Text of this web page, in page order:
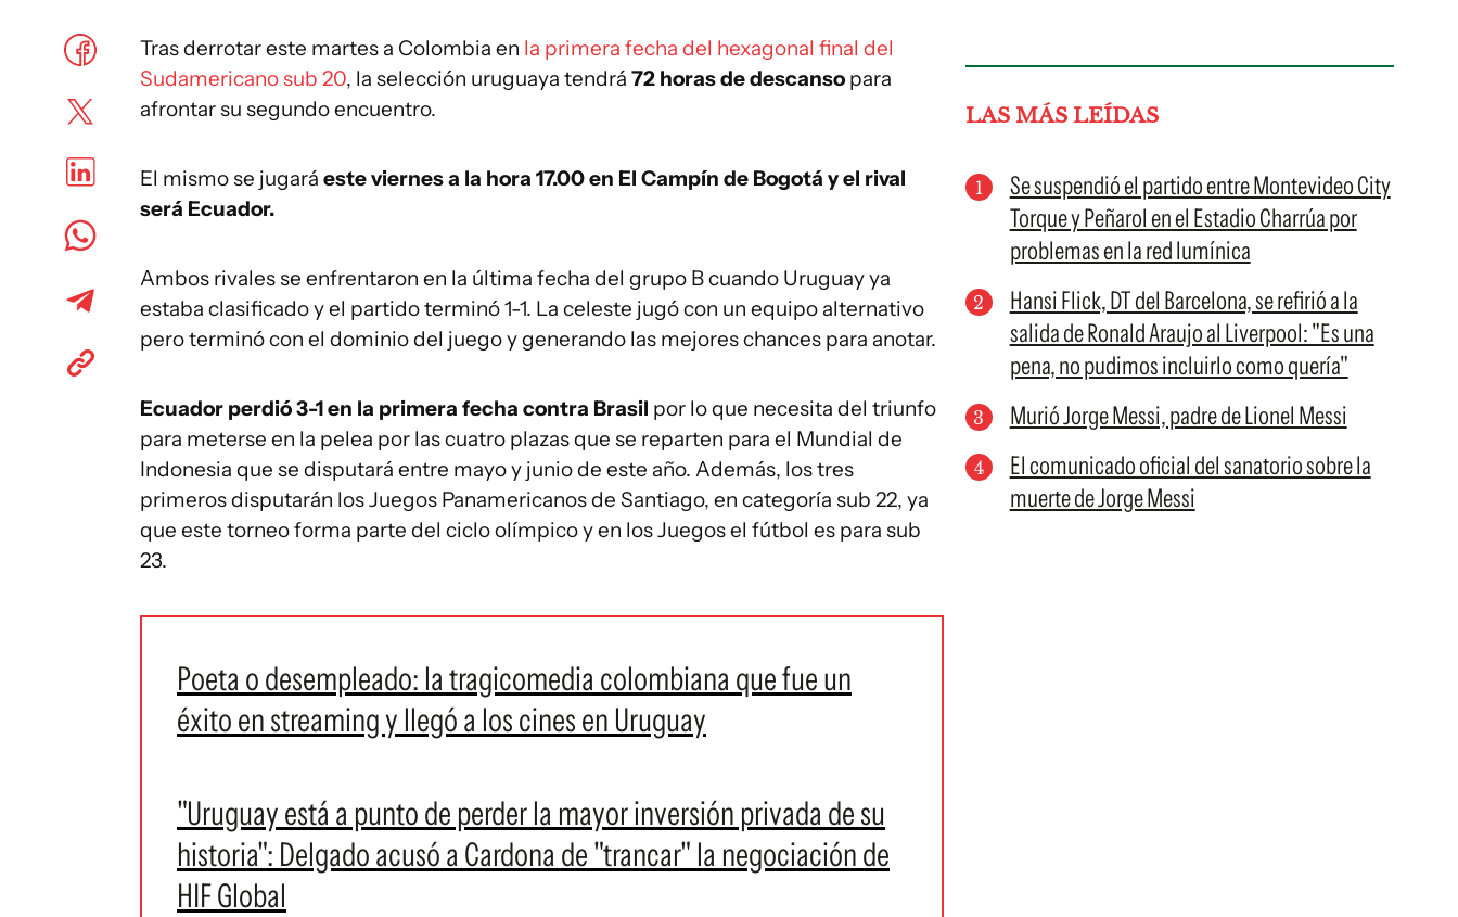
Tras derrotar este martes a Colombia en la primera fecha del hexagonal final del
Sudamericano sub 20, la selección uruguaya tendrá 72 horas de descanso para
afrontar su segundo encuentro.
El mismo se jugará este viernes a la hora 17.00 en El Campín de Bogotá y el rival
será Ecuador.
Ambos rivales se enfrentaron en la última fecha del grupo B cuando Uruguay ya
estaba clasificado y el partido terminó 1-1. La celeste jugó con un equipo alternativo
pero terminó con el dominio del juego y generando las mejores chances para anotar.
Ecuador perdió 3-1 en la primera fecha contra Brasil por lo que necesita del triunfo
para meterse en la pelea por las cuatro plazas que se reparten para el Mundial de
Indonesia que se disputará entre mayo y junio de este año. Además, los tres
primeros disputarán los Juegos Panamericanos de Santiago, en categoría sub 22, ya
que este torneo forma parte del ciclo olímpico y en los Juegos el fútbol es para sub
23.
Poeta o desempleado: la tragicomedia colombiana que fue un
éxito en streaming y llegó a los cines en Uruguay
"Uruguay está a punto de perder la mayor inversión privada de su
historia": Delgado acusó a Cardona de "trancar" la negociación de
HIF Global
LAS MÁS LEÍDAS
Se suspendió el partido entre Montevideo City
Torque y Peñarol en el Estadio Charrúa por
problemas en la red lumínica
Hansi Flick, DT del Barcelona, se refirió a la
salida de Ronald Araujo al Liverpool: "Es una
pena, no pudimos incluirlo como quería"
Murió Jorge Messi, padre de Lionel Messi
El comunicado oficial del sanatorio sobre la
muerte de Jorge Messi